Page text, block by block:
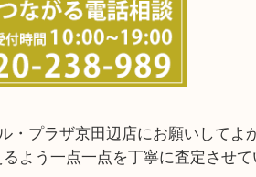
リアでもご相談ください。
ておきたい！という方はお気軽